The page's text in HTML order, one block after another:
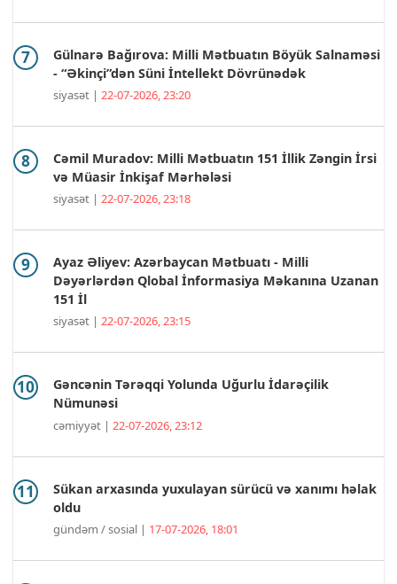
Gülnarə Bağırova: Milli Mətbuatın Böyük Salnaməsi
- “Əkinçi”dən Süni İntellekt Dövrünədək
siyasət | 22-07-2026, 23:20
Cəmil Muradov: Milli Mətbuatın 151 İllik Zəngin İrsi
və Müasir İnkişaf Mərhələsi
siyasət | 22-07-2026, 23:18
Ayaz Əliyev: Azərbaycan Mətbuatı - Milli
Dəyərlərdən Qlobal İnformasiya Məkanına Uzanan
151 İl
siyasət | 22-07-2026, 23:15
Gəncənin Tərəqqi Yolunda Uğurlu İdarəçilik
Nümunəsi
cəmiyyət | 22-07-2026, 23:12
Sükan arxasında yuxulayan sürücü və xanımı həlak
oldu
gündəm / sosial | 17-07-2026, 18:01